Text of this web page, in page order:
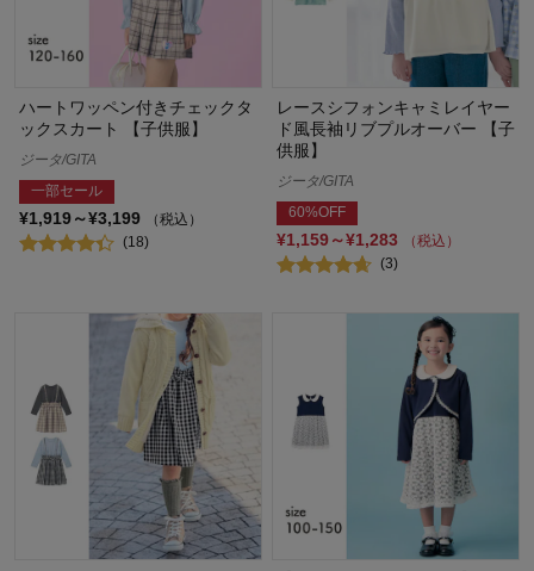
ハートワッペン付きチェックタ
ックスカート 【子供服】
ジータ/GITA
一部セール
¥1,919～¥3,199
（税込）
(18)
レースシフォンキャミレイヤー
ド風長袖リブプルオーバー 【子
供服】
ジータ/GITA
60%OFF
¥1,159～¥1,283
（税込）
(3)